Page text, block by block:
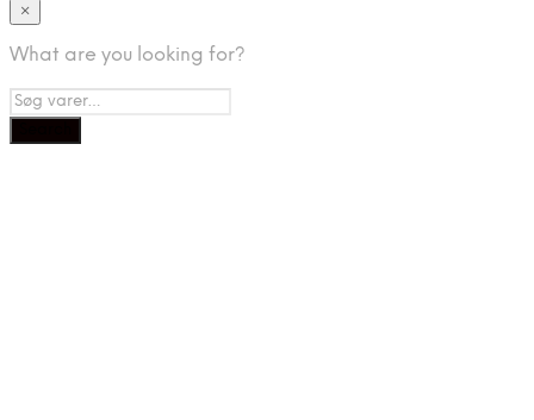
×
What are you looking for?